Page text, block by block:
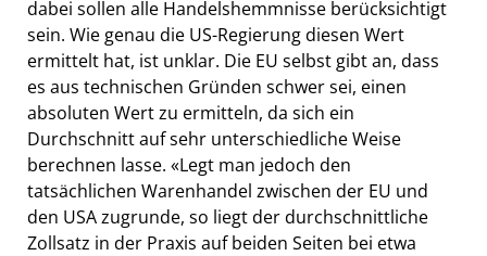
dabei sollen alle Handelshemmnisse berücksichtigt
sein. Wie genau die US-Regierung diesen Wert
ermittelt hat, ist unklar. Die EU selbst gibt an, dass
es aus technischen Gründen schwer sei, einen
absoluten Wert zu ermitteln, da sich ein
Durchschnitt auf sehr unterschiedliche Weise
berechnen lasse. «Legt man jedoch den
tatsächlichen Warenhandel zwischen der EU und
den USA zugrunde, so liegt der durchschnittliche
Zollsatz in der Praxis auf beiden Seiten bei etwa